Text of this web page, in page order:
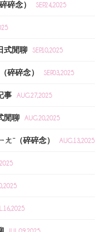
碎念） SEP.24,2025
式閒聊 SEP.10,2025
碎碎念） SEP.03,2025
事 AUG.27,2025
閒聊 AUG.20,2025
ˉ（碎碎念） AUG.13,2025